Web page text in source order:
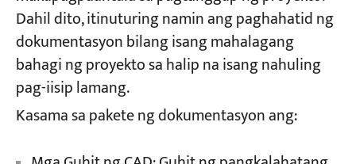
Dahil dito, itinuturing namin ang paghahatid ng
dokumentasyon bilang isang mahalagang
bahagi ng proyekto sa halip na isang nahuling
pag-iisip lamang.
Kasama sa pakete ng dokumentasyon ang: